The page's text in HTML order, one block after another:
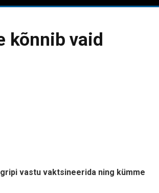
kõnnib vaid
vastu vaktsineerida ning kümme